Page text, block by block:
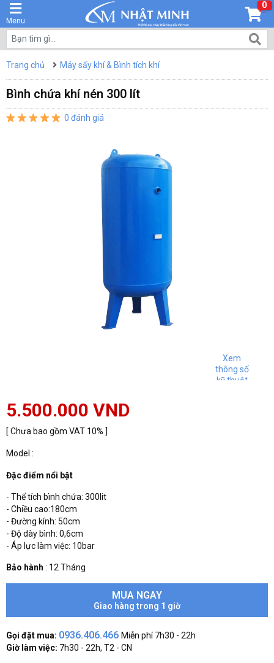
Menu
0
Trang chủ Máy sấy khí & Bình tích khí
Bình chứa khí nén 300 lít
0 đánh giá
Xem
thông số
kỹ thuật
5.500.000 VND
[ Chưa bao gồm VAT 10% ]
Model :
Đặc điểm nổi bật
- Thể tích bình chứa: 300lit
- Chiều cao:180cm
- Đường kính: 50cm
- Độ dày bình: 0,6cm
- Áp lực làm việc: 10bar
Bảo hành : 12 Tháng
MUA NGAY
Giao hàng trong 1 giờ
Gọi đặt mua: 0936.406.466 Miễn phí 7h30 - 22h
Giờ làm việc: 7h30 - 22h, T2 - CN